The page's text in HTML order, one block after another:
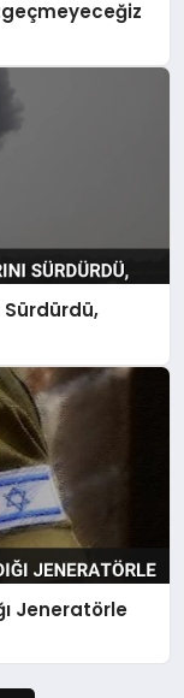
Sürdürdü,
Jeneratörle